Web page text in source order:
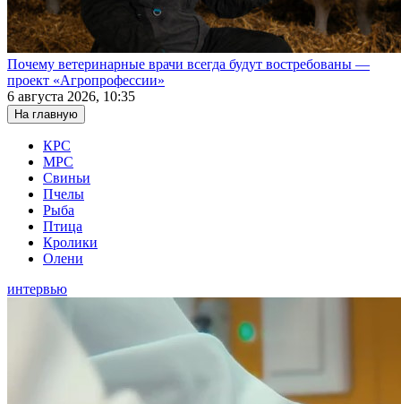
Почему ветеринарные врачи всегда будут востребованы —
проект «Агропрофессии»
6 августа 2026, 10:35
На главную
КРС
МРС
Свиньи
Пчелы
Рыба
Птица
Кролики
Олени
интервью